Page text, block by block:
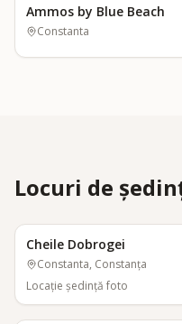
Ammos by Blue Beach
Constanta
Locuri de
Cheile Dobrogei
Constanta, Constanța
Locaţie şedinţă foto